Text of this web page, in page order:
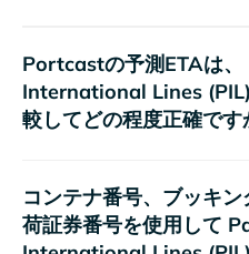
Portcastの予測ETAは、
較してどの程度正確です
コンテナ番号、ブッキ
荷証券番号を使用して